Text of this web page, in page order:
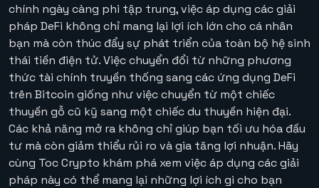
chính ngày càng phi tập trung, việc áp dụng các giải
pháp DeFi không chỉ mang lại lợi ích lớn cho cá nhân
bạn mà còn thúc đẩy sự phát triển của toàn bộ hệ sinh
thái tiền điện tử. Việc chuyển đổi từ những phương
thức tài chính truyền thống sang các ứng dụng DeFi
trên Bitcoin giống như việc chuyển từ một chiếc
thuyền gỗ cũ kỹ sang một chiếc du thuyền hiện đại.
Các khả năng mở ra không chỉ giúp bạn tối ưu hóa đầu
tư mà còn giảm thiểu rủi ro và gia tăng lợi nhuận. Hãy
cùng Toc Crypto khám phá xem việc áp dụng các giải
pháp này có thể mang lại những lợi ích gì cho bạn